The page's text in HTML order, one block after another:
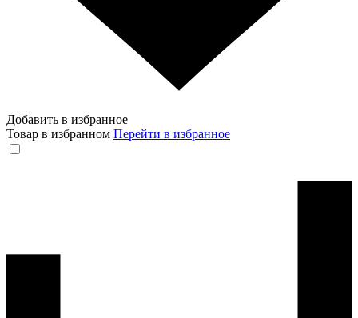
Добавить в избранное
Товар в избранном Перейти в избранное